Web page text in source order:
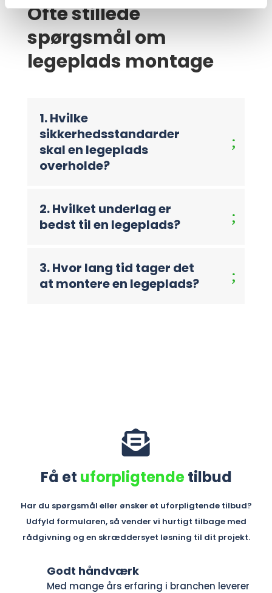
Ofte stillede
spørgsmål om
legeplads montage
1. Hvilke
sikkerhedsstandarder
skal en legeplads
overholde?
2. Hvilket underlag er
bedst til en legeplads?
3. Hvor lang tid tager det
at montere en legeplads?

Få et uforpligtendetilbud
Har du spørgsmål eller ønsker et uforpligtende tilbud?
Udfyld formularen, så vender vi hurtigt tilbage med
rådgivning og en skræddersyet løsning til dit projekt.
Godt håndværk
Med mange års erfaring i branchen leverer